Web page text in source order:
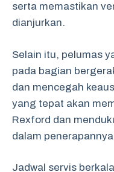
serta memastikan
dianjurkan.
Selain itu, pelumas
pada bagian
dan mencegah
yang tepat akan
Rexford dan
dalam
Jadwal servis